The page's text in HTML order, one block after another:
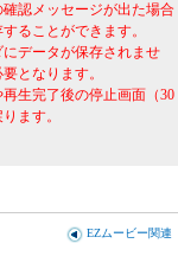
認メッセージが出た場合
ることができます。
データが保存されませ
となります。
生完了後の停止画面（30
ます。
EZムービー関連